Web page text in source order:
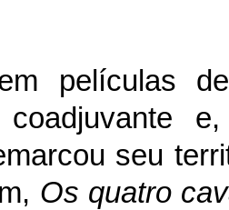
películas
coadjuvante
seu
Os quatro